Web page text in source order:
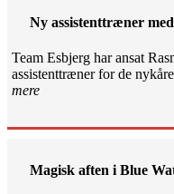
Ny assistenttræner
Team Esbjerg har ansat
assistenttræner for de
mere
Magisk aften i Blue